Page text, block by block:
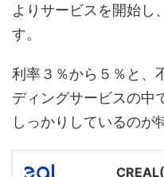
よりサービスを開始し
す。
利率３％から５％と、
ディングサービスの中
しっかりしているのが